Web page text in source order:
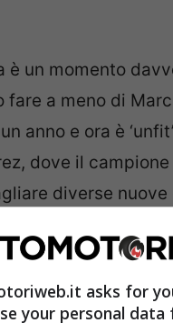
è un momento
fare a meno di
anno e ora è
dove il
diverse nuove
sviluppo si fa
Stefan Bradlha
strada giusta,
asks for
your personal data